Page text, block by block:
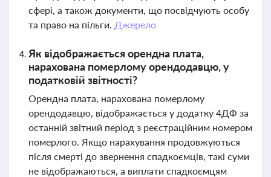
сфері, а також документи, що посвідчують особу
та право на пільги. Джерело
Як відображається орендна плата,
нарахована померлому орендодавцю, у
податковій звітності?
Орендна плата, нарахована померлому
орендодавцю, відображається у додатку 4ДФ за
останній звітний період з реєстраційним номером
померлого. Якщо нарахування продовжуються
після смерті до звернення спадкоємців, такі суми
не відображаються, а виплати спадкоємцям